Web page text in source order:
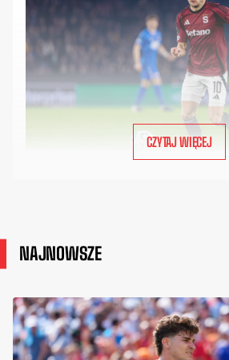
CZYTAJ WIĘCEJ
NAJNOWSZE